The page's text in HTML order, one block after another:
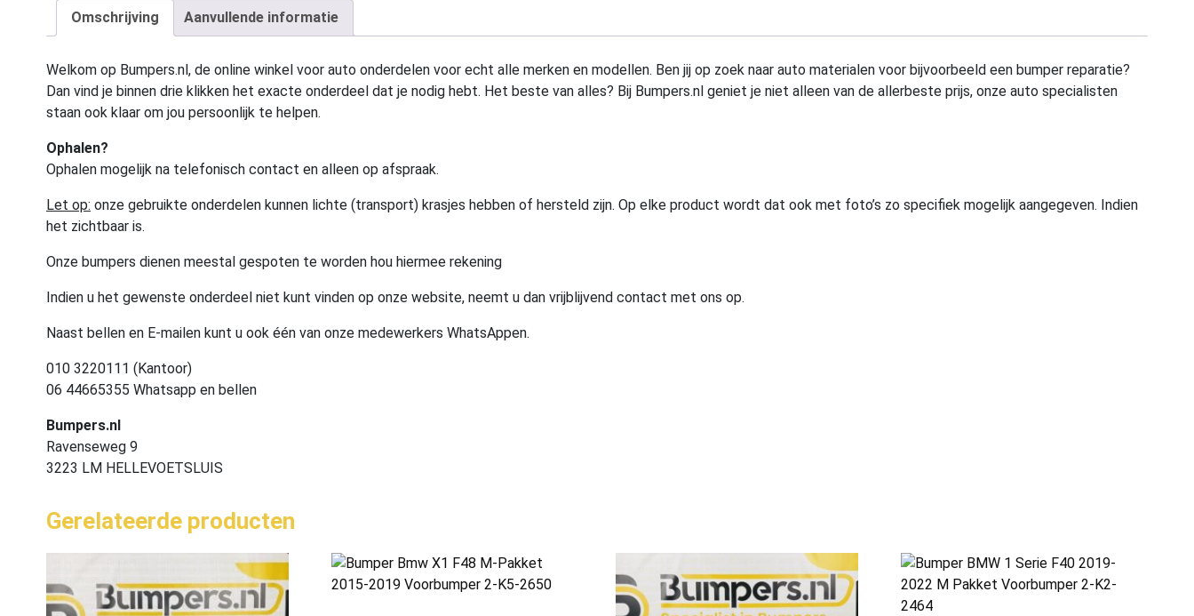
Omschrijving Aanvullende informatie
Welkom op Bumpers.nl, de online winkel voor auto onderdelen voor echt alle merken en modellen. Ben jij op zoek naar auto materialen voor bijvoorbeeld een bumper reparatie?
Dan vind je binnen drie klikken het exacte onderdeel dat je nodig hebt. Het beste van alles? Bij Bumpers.nl geniet je niet alleen van de allerbeste prijs, onze auto specialisten
staan ook klaar om jou persoonlijk te helpen.
Ophalen?
Ophalen mogelijk na telefonisch contact en alleen op afspraak.
Let op: onze gebruikte onderdelen kunnen lichte (transport) krasjes hebben of hersteld zijn. Op elke product wordt dat ook met foto’s zo specifiek mogelijk aangegeven. Indien
het zichtbaar is.
Onze bumpers dienen meestal gespoten te worden hou hiermee rekening
Indien u het gewenste onderdeel niet kunt vinden op onze website, neemt u dan vrijblijvend contact met ons op.
Naast bellen en E-mailen kunt u ook één van onze medewerkers WhatsAppen.
010 3220111 (Kantoor)
06 44665355 Whatsapp en bellen
Bumpers.nl
Ravenseweg 9
3223 LM HELLEVOETSLUIS
Gerelateerde producten